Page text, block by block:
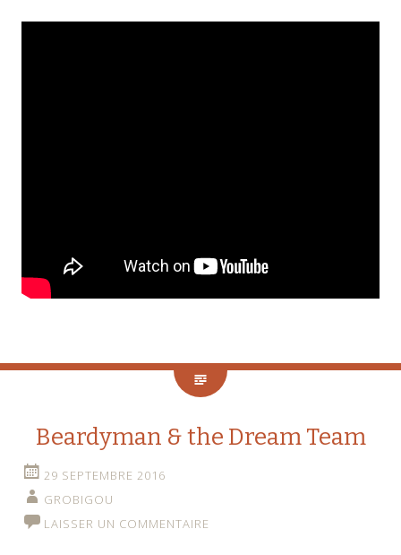
Beardyman & the Dream Team
29 SEPTEMBRE 2016
GROBIGOU
LAISSER UN COMMENTAIRE